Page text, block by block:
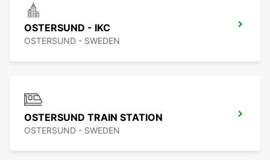
OSTERSUND - IKC
OSTERSUND - SWEDEN
OSTERSUND TRAIN STATION
OSTERSUND - SWEDEN